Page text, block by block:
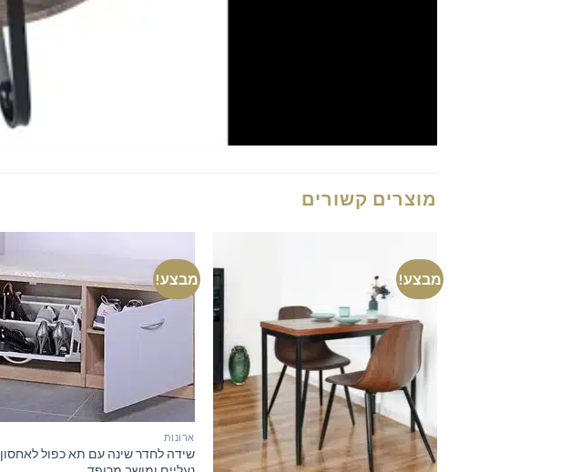
מוצרים קשורים
מבצע! מבצע!
ארונות
שידה לחדר שינה עם תא כפול לאחסון